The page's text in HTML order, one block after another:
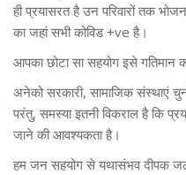
ही प्रयासरत है उन परिवारों तक
का जहां सभी कोविड +ve है।
आपका छोटा सा सहयोग इसे गतिमान
अनेको सरकारी, सामाजिक संस्थाएं
परंतु, समस्या इतनी विकराल है कि
जाने की आवश्यकता है।
हम जन सहयोग से यथासंभव दीपक